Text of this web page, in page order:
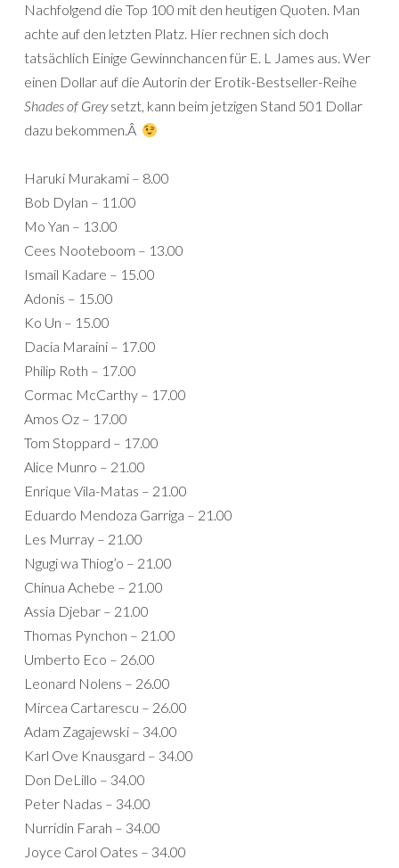
Nachfolgend die Top 100 mit den heutigen Quoten. Man
achte auf den letzten Platz. Hier rechnen sich doch
tatsächlich Einige Gewinnchancen für E. L James aus. Wer
einen Dollar auf die Autorin der Erotik-Bestseller-Reihe
Shades of Greysetzt, kann beim jetzigen Stand 501 Dollar
dazu bekommen.Â
Haruki Murakami – 8.00
Bob Dylan – 11.00
Mo Yan – 13.00
Cees Nooteboom – 13.00
Ismail Kadare – 15.00
Adonis – 15.00
Ko Un – 15.00
Dacia Maraini – 17.00
Philip Roth – 17.00
Cormac McCarthy – 17.00
Amos Oz – 17.00
Tom Stoppard – 17.00
Alice Munro – 21.00
Enrique Vila-Matas – 21.00
Eduardo Mendoza Garriga – 21.00
Les Murray – 21.00
Ngugi wa Thiog’o – 21.00
Chinua Achebe – 21.00
Assia Djebar – 21.00
Thomas Pynchon – 21.00
Umberto Eco – 26.00
Leonard Nolens – 26.00
Mircea Cartarescu – 26.00
Adam Zagajewski – 34.00
Karl Ove Knausgard – 34.00
Don DeLillo – 34.00
Peter Nadas – 34.00
Nurridin Farah – 34.00
Joyce Carol Oates – 34.00